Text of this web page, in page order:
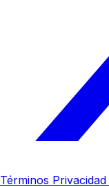
Términos Privacidad